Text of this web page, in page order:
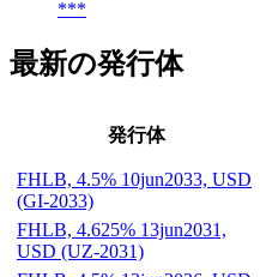
***
最新の発行体
発行体
FHLB, 4.5% 10jun2033, USD
(GI-2033)
FHLB, 4.625% 13jun2031,
USD (UZ-2031)